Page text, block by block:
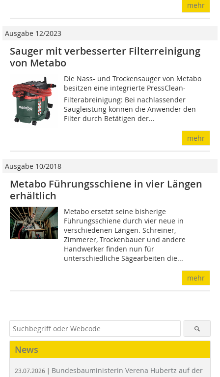
mehr
Ausgabe 12/2023
Sauger mit verbesserter Filterreinigung
von Metabo
Die Nass- und Trockensauger von Metabo
besitzen eine integrierte PressClean-
Filterabreinigung: Bei nachlassender
Saugleistung können die Anwender den
Filter durch Betätigen der...
mehr
Ausgabe 10/2018
Metabo Führungsschiene in vier Längen
erhältlich
Metabo ersetzt seine bisherige
Führungsschiene durch vier neue in
verschiedenen Längen. Schreiner,
Zimmerer, Trockenbauer und andere
Handwerker finden nun für
unterschiedliche Sägearbeiten die...
mehr
News
23.07.2026 | Bundesbauministerin Verena Hubertz auf der